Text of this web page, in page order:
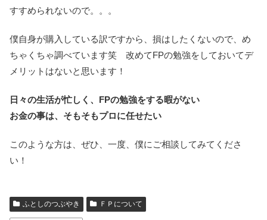
すすめられないので。。。
僕自身が購入している訳ですから、損はしたくないので、め
ちゃくちゃ調べています笑 改めてFPの勉強をしておいてデ
メリットはないと思います！
日々の生活が忙しく、FPの勉強をする暇がない
お金の事は、そもそもプロに任せたい
このような方は、ぜひ、一度、僕にご相談してみてくださ
い！
ふとしのつぶやき ＦＰについて